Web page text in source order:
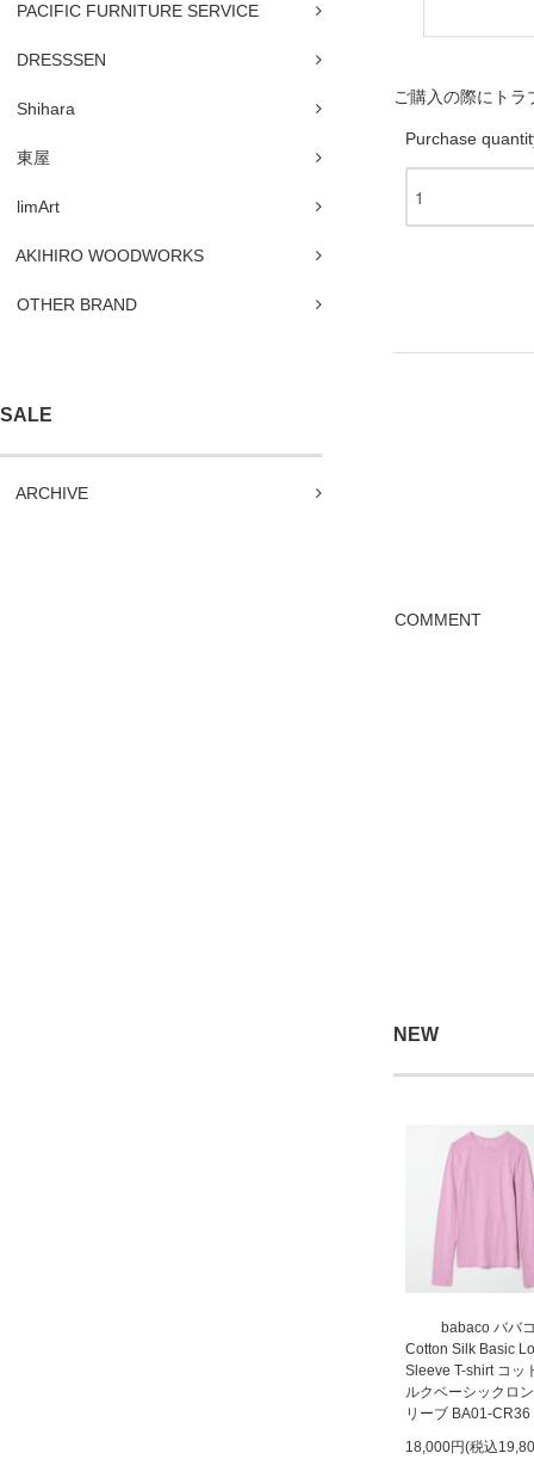
PACIFIC FURNITURE SERVICE
DRESSSEN
Shihara
東屋
limArt
AKIHIRO WOODWORKS
OTHER BRAND
SALE
ARCHIVE
ご購入の際にト
Purchase
COMMENT
NEW
babaco ババ
Cotton Silk Basic
Sleeve T-shirt コッ
ルクベーシックロ
リーブ BA01-CR36
18,000円(税込